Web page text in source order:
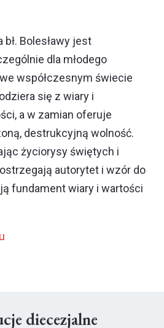
Bolesławy jest
dla młodego
współczesnym świecie
się z wiary i
a w zamian oferuje
destrukcyjną wolność.
życiorysy świętych i
autorytet i wzór do
fundament wiary i wartości
diecezjalne